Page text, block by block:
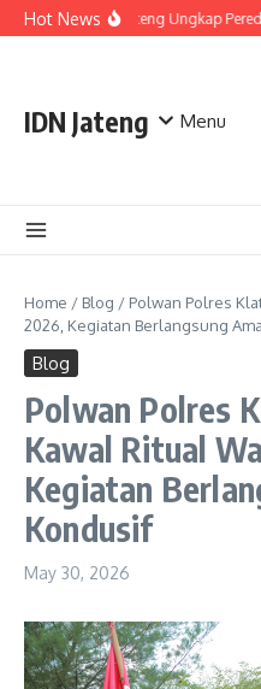
Skip to content
Hot NewsPolda Jateng Ungkap
IDN Jateng Menu
Home / Blog / Polwan Polres
2026, Kegiatan Berlangsung
Blog
Polwan Polres
Kawal Ritual
Kegiatan
Kondusif
May 30, 2026